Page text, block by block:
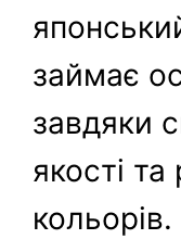
займає
завдяки
якості та